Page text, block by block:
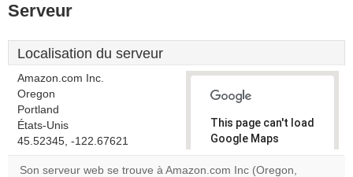
Serveur
Localisation du serveur
Amazon.com Inc.
Oregon
Portland
États-Unis
45.52345, -122.67621
This page can't load
Google Maps
correctly.
Son serveur web se trouve à Amazon.com Inc (Oregon,